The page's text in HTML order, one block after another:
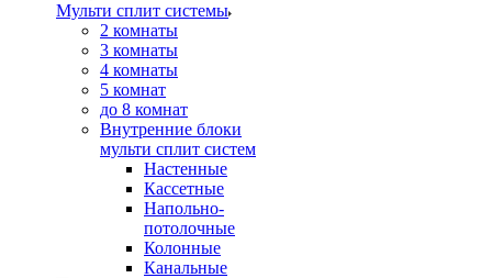
Мульти сплит системы
2 комнаты
3 комнаты
4 комнаты
5 комнат
до 8 комнат
Внутренние блоки
мульти сплит систем
Настенные
Кассетные
Напольно-
потолочные
Колонные
Канальные